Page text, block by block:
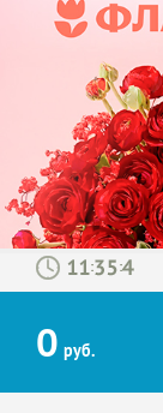
: :
0 руб.